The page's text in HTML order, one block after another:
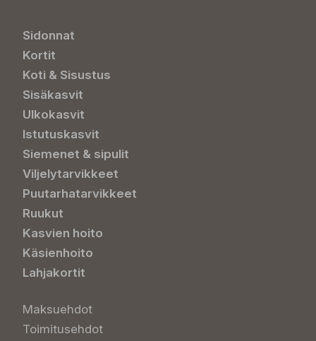
Sidonnat
Kortit
Koti & Sisustus
Sisäkasvit
Ulkokasvit
Istutuskasvit
Siemenet & sipulit
Viljelytarvikkeet
Puutarhatarvikkeet
Ruukut
Kasvien hoito
Käsienhoito
Lahjakortit
Maksuehdot
Toimitusehdot